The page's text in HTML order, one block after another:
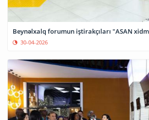
Beynəlxalq forumun iştirakçıları "ASAN
30-04-2026